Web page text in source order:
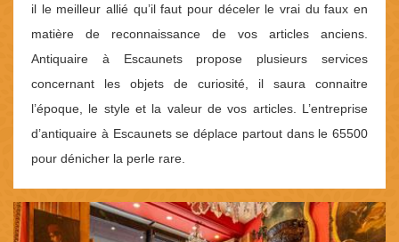
il le meilleur allié qu’il faut pour déceler le vrai du faux en
matière de reconnaissance de vos articles anciens.
Antiquaire à Escaunets propose plusieurs services
concernant les objets de curiosité, il saura connaitre
l’époque, le style et la valeur de vos articles. L’entreprise
d’antiquaire à Escaunets se déplace partout dans le 65500
pour dénicher la perle rare.